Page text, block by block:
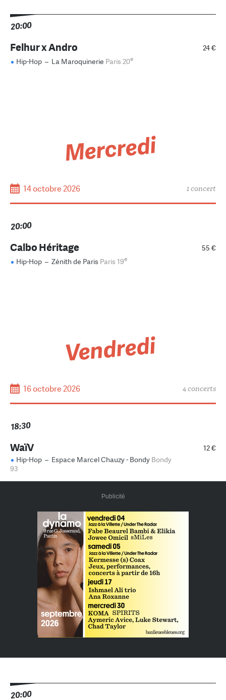
20:00
24 €
Felhur x Andro
Hip-Hop – La Maroquinerie Paris 20e
Mercredi
14 octobre 2026 1 concert
20:00
55 €
Calbo Héritage
Hip-Hop – Zénith de Paris Paris 19e
Vendredi
16 octobre 2026 4 concerts
18:30
12 €
WaïV
Hip-Hop – Espace Marcel Chauzy - Bondy Bondy
93
Publicité
20:00